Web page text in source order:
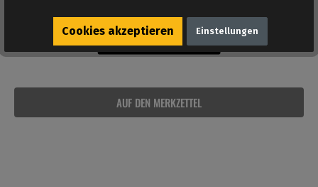
AUF DEN MERKZETTEL
Cookies akzeptieren Einstellungen